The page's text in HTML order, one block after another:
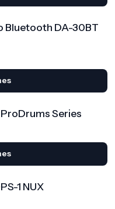
Bluetooth DA-30BT
Series
1 NUX